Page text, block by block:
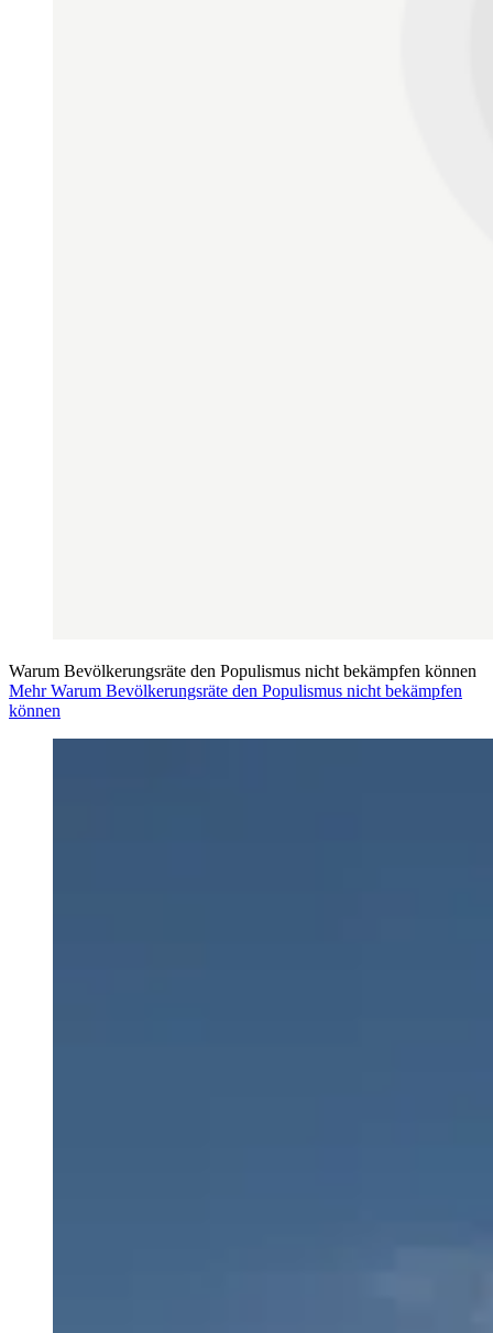
Warum Bevölkerungsräte den Populismus nicht bekämpfen können
Mehr Warum Bevölkerungsräte den Populismus nicht bekämpfen
können